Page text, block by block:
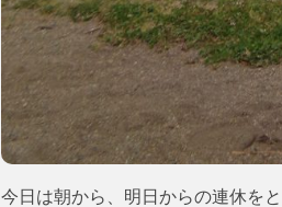
今日は朝から、明日からの連休を